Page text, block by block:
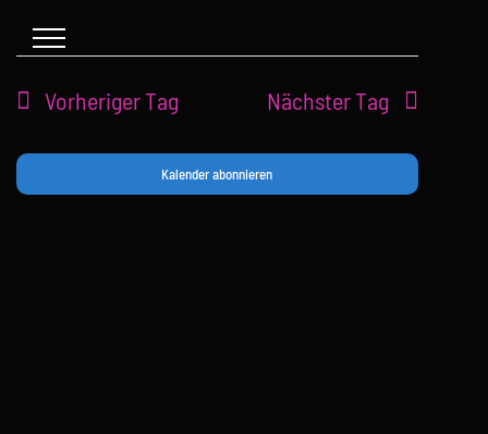
Vorheriger Tag Nächster Tag
Kalender abonnieren